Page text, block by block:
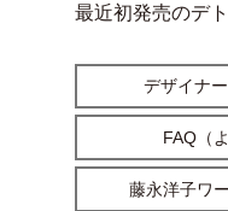
最近初発売のデ
デザイナ
FAQ（
藤永洋子ワ